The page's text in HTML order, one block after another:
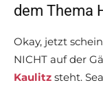
dem Thema
Okay, jetzt
NICHT auf der
Kaulitz steht.